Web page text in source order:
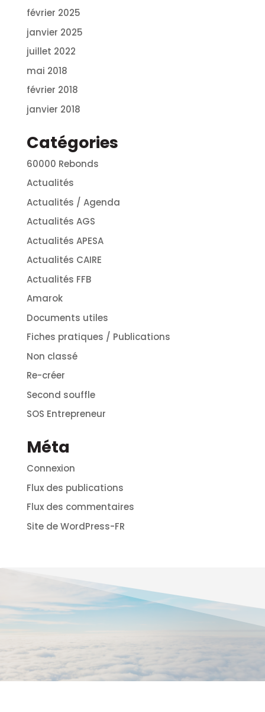
février 2025
janvier 2025
juillet 2022
mai 2018
février 2018
janvier 2018
Catégories
60000 Rebonds
Actualités
Actualités / Agenda
Actualités AGS
Actualités APESA
Actualités CAIRE
Actualités FFB
Amarok
Documents utiles
Fiches pratiques / Publications
Non classé
Re-créer
Second souffle
SOS Entrepreneur
Méta
Connexion
Flux des publications
Flux des commentaires
Site de WordPress-FR